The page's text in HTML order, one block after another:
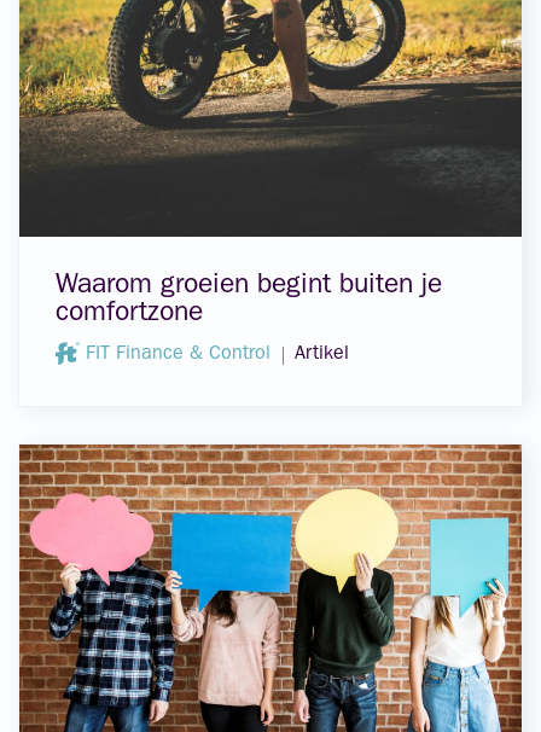
Waarom groeien begint buiten je
comfortzone
FIT Finance & Control Artikel